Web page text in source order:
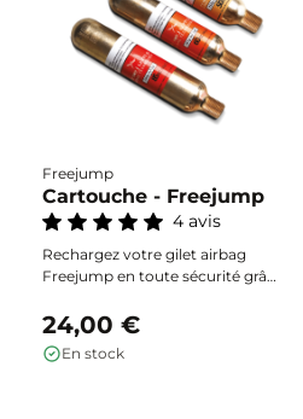
Freejump
Cartouche - Freejump
4 avis
Rechargez votre gilet airbag
Freejump en toute sécurité grâce
simple à remplacer, elle assure
un déclenchement optimal à
chaque utilisation.
24,00 €
En stock